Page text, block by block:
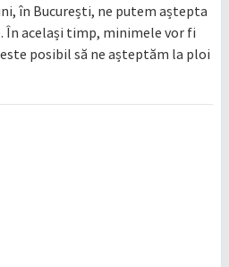
în București, ne putem aștepta
În același timp, minimele vor fi
posibil să ne așteptăm la ploi